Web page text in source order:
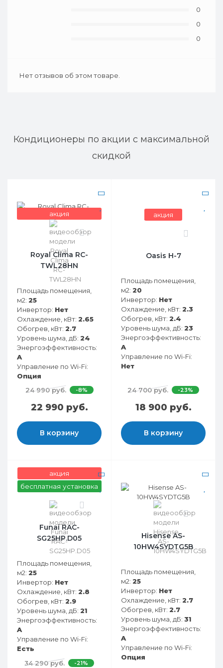
0
0
0
Нет отзывов об этом товаре.
Кондиционеры по акции с максимальной
скидкой
акция
0
Royal Clima RC-
TWL28HN
Площадь помещения,
м2: 25
Инвертор: Нет
Охлаждение, кВт: 2.65
Обогрев, кВт: 2.7
Уровень шума, дБ: 24
Энергоэффективность:
A
Управление по Wi-Fi:
Опция
24 990 руб.
-8%
22 990 руб.
В корзину
акция
Oasis H-7
Площадь помещения,
м2: 20
Инвертор: Нет
Охлаждение, кВт: 2.3
Обогрев, кВт: 2.4
Уровень шума, дБ: 23
Энергоэффективность:
A
Управление по Wi-Fi:
Нет
24 700 руб. -23%
18 900 руб.
В корзину
акция
бесплатная установка
Funai RAC-
SG25HP.D05
Площадь помещения,
м2: 25
Инвертор: Нет
Охлаждение, кВт: 2.8
Обогрев, кВт: 2.9
Уровень шума, дБ: 21
Энергоэффективность:
A
Управление по Wi-Fi:
Есть
34 290 руб.
-21%
0
Hisense AS-
10HW4SYDTG5B
Площадь помещения,
м2: 25
Инвертор: Нет
Охлаждение, кВт: 2.7
Обогрев, кВт: 2.7
Уровень шума, дБ: 31
Энергоэффективность:
A
Управление по Wi-Fi:
Опция